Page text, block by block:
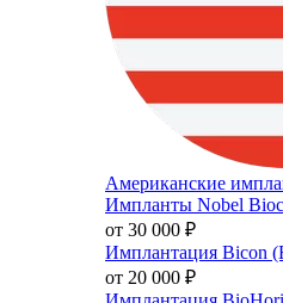
Американские
Импланты Nobel
от 30 000 ₽
Имплантация Bicon
от 20 000 ₽